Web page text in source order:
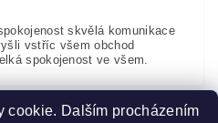
skvělá komunikace
vstříc všem obchod
spokojenost ve všem.
cookie. Dalším procházením